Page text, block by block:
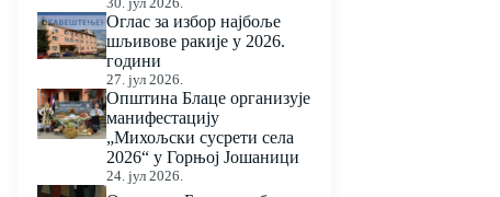
Оглас за избор најбоље
шљивове ракије у 2026.
години
27. јул 2026.
Општина Блаце организује
манифестацију
„Михољски сусрети села
2026“ у Горњој Јошаници
24. јул 2026.